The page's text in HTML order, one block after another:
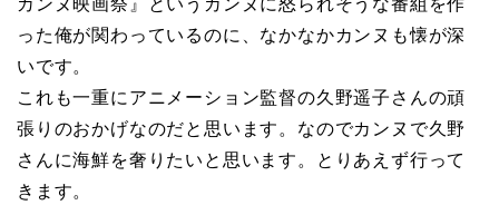
カンヌ映画祭』というカンヌに怒られそうな番組を作
った俺が関わっているのに、なかなかカンヌも懐が深
いです。
これも一重にアニメーション監督の久野遥子さんの頑
張りのおかげなのだと思います。なのでカンヌで久野
さんに海鮮を奢りたいと思います。とりあえず行って
きます。